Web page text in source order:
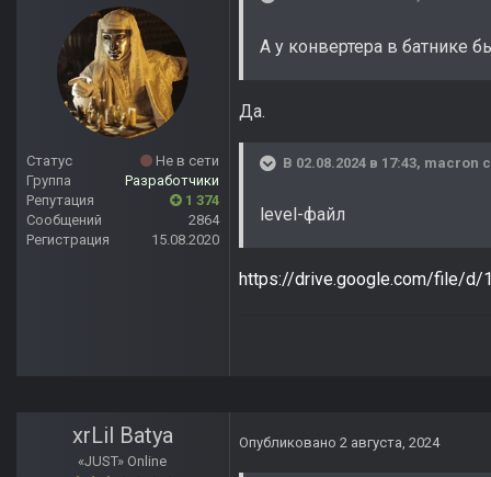
Статус
Не в сети
Группа
Разработчики
Репутация
1 374
Сообщений
2864
Регистрация
15.08.2020
А у конвертера в батнике
Да.
В 02.08.2024 в 17:43, macron
level-файл
https://drive.google.com/file/d/
xrLil Batya
«JUST» Online
Опубликовано 2 августа, 2024